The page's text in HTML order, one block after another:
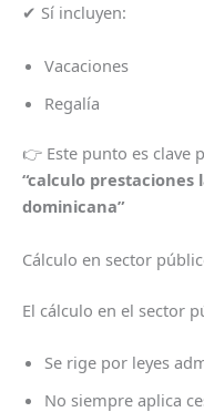
✔ Sí incluyen:
Vacaciones
Regalía
👉 Este punto es clave
“calculo prestaciones
dominicana”
Cálculo en sector
El cálculo en el sector
Se rige por leyes
No siempre aplica